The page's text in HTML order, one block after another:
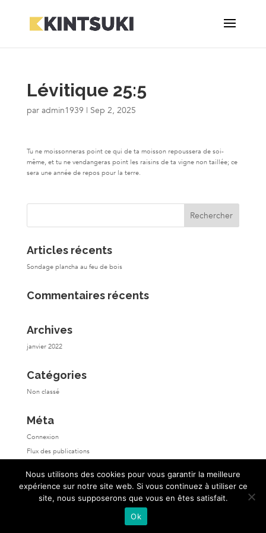
Lévitique 25:5
par admin1939 | Sep 2, 2025
Tu ne moissonneras point ce qui de ta moisson repoussera de soi-
même, et tu ne vendangeras point les raisins de ta vigne non taillée; ce
sera une année de repos pour la terre.
Articles récents
Sondage plancha au feu de bois
Commentaires récents
Archives
janvier 2022
Catégories
Non classé
Méta
Connexion
Flux des publications
Site de WordPress-FR
Nous utilisons des cookies pour vous garantir la meilleure
expérience sur notre site web. Si vous continuez à utiliser ce
site, nous supposerons que vous en êtes satisfait.
Ok